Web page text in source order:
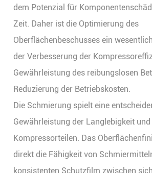
dem Potenzial für
Zeit. Daher ist die Optimierung des
Oberflächenbeschusses ein
der Verbesserung der
Gewährleistung des reibungslosen
Reduzierung der Betriebskosten.
Die Schmierung spielt eine
Gewährleistung der Langlebigkeit
Kompressorteilen. Das
direkt die Fähigkeit von
konsistenten Schutzfilm zwischen